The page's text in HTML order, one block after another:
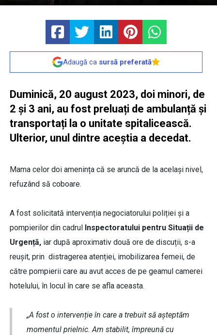
Adaugă ca sursă preferată
Duminică, 20 august 2023, doi minori, de
2 și 3 ani, au fost preluați de ambulanță și
transportați la o unitate spitalicească.
Ulterior, unul dintre aceștia a decedat.
Mama celor doi amenința că se aruncă de la același nivel,
refuzând să coboare.
A fost solicitată intervenția negociatorului poliției și a
pompierilor din cadrul
Inspectoratului pentru Situații de
Urgență, iar după aproximativ două ore de discuții, s-a
reușit, prin distragerea atenției, imobilizarea femeii, de
către pompierii care au avut acces de pe geamul camerei
hotelului, în locul în care se afla aceasta.
„A fost o intervenție în care a trebuit să așteptăm
momentul prielnic. Am stabilit, împreună cu